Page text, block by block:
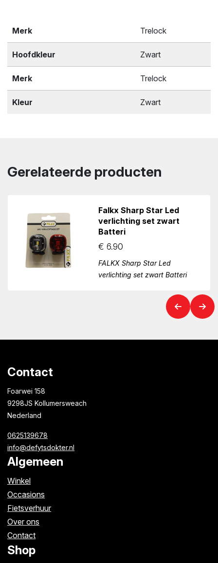
Merk Trelock
Hoofdkleur Zwart
Merk Trelock
Kleur Zwart
Gerelateerde producten
Falkx Sharp Star Led
verlichting set zwart
Batteri
€ 6.90
FALKX Sharp Star Led
verlichting set zwart Batteri
Contact
Foarwei 158
9298JS Kollumersweach
Nederland
0625139678
info@defytsdokter.nl
Algemeen
Winkel
Occasions
Fietsverhuur
Over ons
Contact
Shop